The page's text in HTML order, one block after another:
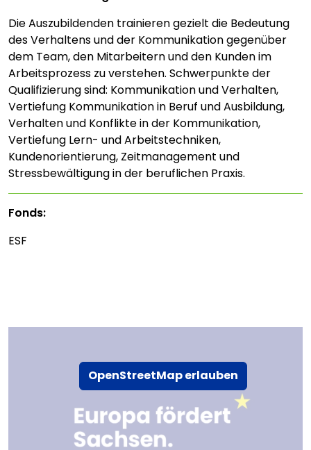
OpenStreetMap erlauben
Die Auszubildenden trainieren gezielt die Bedeutung
des Verhaltens und der Kommunikation gegenüber
dem Team, den Mitarbeitern und den Kunden im
Arbeitsprozess zu verstehen. Schwerpunkte der
Qualifizierung sind: Kommunikation und Verhalten,
Vertiefung Kommunikation in Beruf und Ausbildung,
Verhalten und Konflikte in der Kommunikation,
Vertiefung Lern- und Arbeitstechniken,
Kundenorientierung, Zeitmanagement und
Stressbewältigung in der beruflichen Praxis.
Fonds:
ESF